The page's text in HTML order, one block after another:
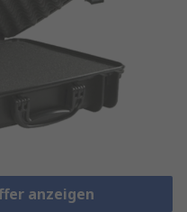
anzeigen